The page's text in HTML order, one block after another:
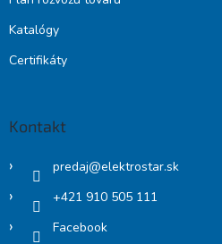
Katalógy
Certifikáty
Kontakt
predaj@elektrostar.sk
+421 910 505 111
Facebook